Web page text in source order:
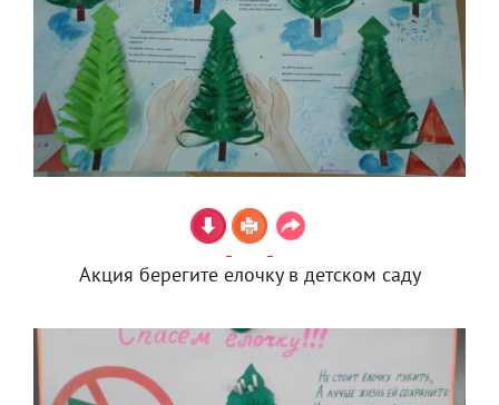
Акция берегите елочку в детском саду